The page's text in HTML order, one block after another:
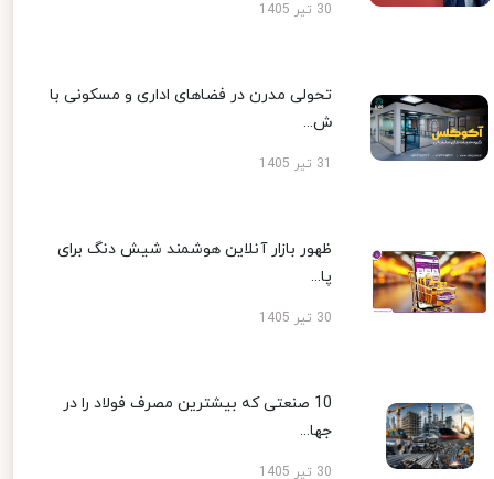
30 تیر 1405
تحولی مدرن در فضاهای اداری و مسکونی با
ش...
ظهور بازار آنلاین هوشمند شیش دنگ برای
پا...
30 تیر 1405
10 صنعتی که بیشترین مصرف فولاد را در
جها...
30 تیر 1405